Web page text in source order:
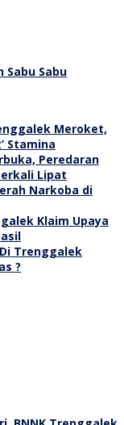
Sabu Sabu
Meroket,
Stamina
Peredaran
Lipat
Narkoba di
Klaim Upaya
Trenggalek
?